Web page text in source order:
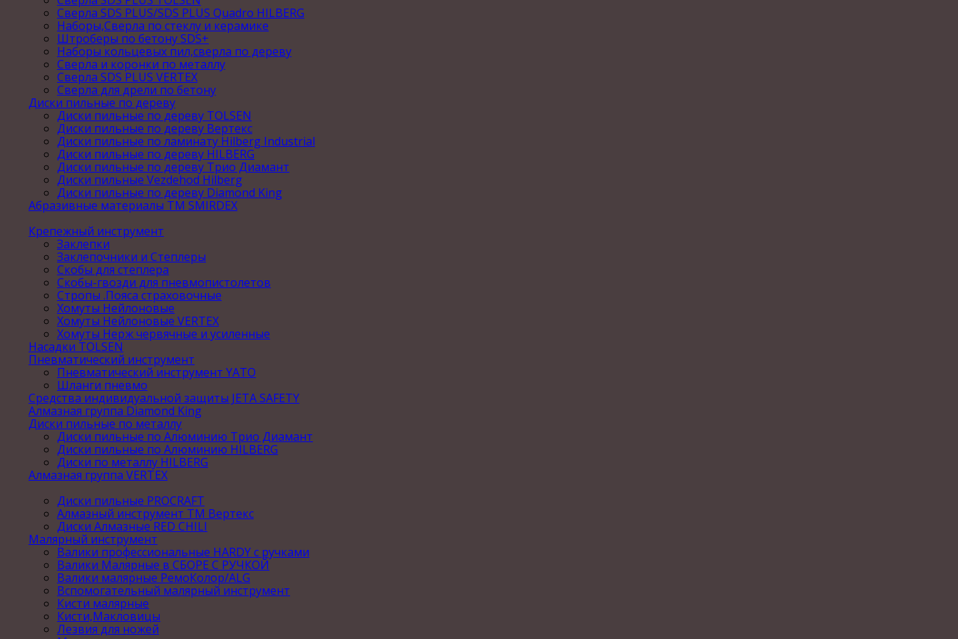
Сверла SDS PLUS/SDS PLUS Quadro HILBERG
Наборы,Сверла по стеклу и керамике
Штроберы по бетону SDS+
Наборы кольцевых пил,сверла по дереву
Сверла и коронки по металлу
Сверла SDS PLUS VERTEX
Сверла для дрели по бетону
Диски пильные по дереву
Диски пильные по дереву TOLSEN
Диски пильные по дереву Вертекс
Диски пильные по ламинату Hilberg Industrial
Диски пильные по дереву HILBERG
Диски пильные по дереву Трио Диамант
Диски пильные Vezdehod Hilberg
Диски пильные по дереву Diamond King
Абразивные материалы ТМ SMIRDEX
Крепежный инструмент
Заклепки
Заклепочники и Степлеры
Скобы для степлера
Скобы-гвозди для пневмопистолетов
Стропы .Пояса страховочные
Хомуты Нейлоновые
Хомуты Нейлоновые VERTEX
Хомуты Нерж червячные и усиленные
Насадки TOLSEN
Пневматический инструмент
Пневматический инструмент YATO
Шланги пневмо
Средства индивидуальной защиты JETA SAFETY
Алмазная группа Diamond King
Диски пильные по металлу
Диски пильные по Алюминию Трио Диамант
Диски пильные по Алюминию HILBERG
Диски по металлу HILBERG
Алмазная группа VERTEX
Диски пильные PROCRAFT
Алмазный инструмент ТМ Вертекс
Диски Алмазные RED CHILI
Малярный инструмент
Валики профессиональные HARDY с ручками
Валики Малярные в СБОРЕ С РУЧКОЙ
Валики малярные РемоКолор/ALG
Вспомогательный малярный инструмент
Кисти малярные
Кисти,Макловицы
Лезвия для ножей